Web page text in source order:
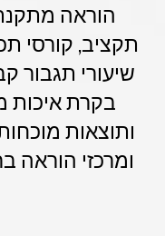
הוראה
תקציב, קורסי
שיעורי תגבור
בקרת
ותוצאות
ומרכזי הוראה